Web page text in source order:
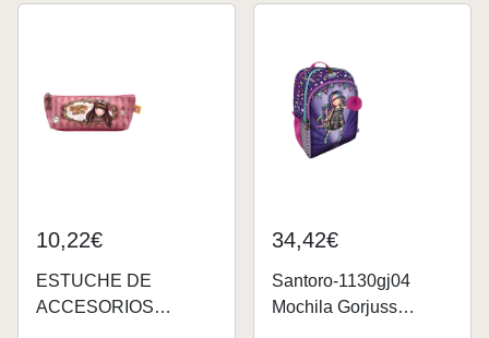
10,22€
ESTUCHE DE
ACCESORIOS
34,42€
Santoro-1130gj04
Mochila Gorjuss